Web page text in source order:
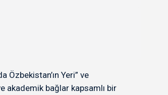
Yeri” ve
akademik bağlar kapsamlı bir